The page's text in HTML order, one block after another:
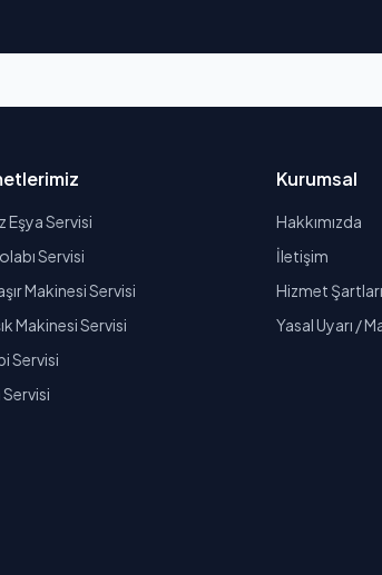
Eşya Servisi
Servisi
Makinesi Servisi
Makinesi Servisi
Servisi
Kurumsal
Hakkımızda
İletişim
Hizmet Şartları
Yasal Uyarı /